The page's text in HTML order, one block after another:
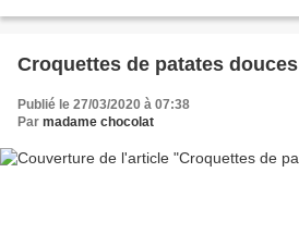
Croquettes de patates douces
Publié le 27/03/2020 à 07:38
Par madame chocolat